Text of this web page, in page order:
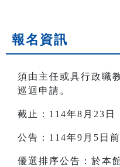
報名資訊
須由主任或具行政職
巡迴申請。
截止：114年8月23日
公告：114年9月5日前
優選排序公告：於本